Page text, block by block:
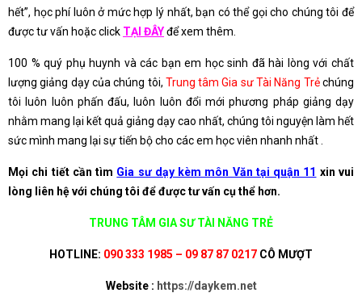
hết”, học phí luôn ở mức hợp lý nhất, bạn có thể gọi cho chúng tôi để
được tư vấn hoặc click TẠI ĐÂYđể xem thêm.
100 % quý phụ huynh và các bạn em học sinh đã hài lòng với chất
lượng giảng dạy của chúng tôi, Trung tâm Gia sư Tài Năng Trẻchúng
tôi luôn luôn phấn đấu, luôn luôn đổi mới phương pháp giảng dạy
nhằm mang lại kết quả giảng dạy cao nhất, chúng tôi nguyện làm hết
sức mình mang lại sự tiến bộ cho các em học viên nhanh nhất .
Mọi chi tiết cần tìm Gia sư dạy kèm môn Văn tại quận 11 xin vui
lòng liên hệ với chúng tôi để được tư vấn cụ thể hơn.
TRUNG TÂM GIA SƯ TÀI NĂNG TRẺ
HOTLINE: 090 333 1985 – 09 87 87 0217 CÔ MƯỢT
Website : https://daykem.net